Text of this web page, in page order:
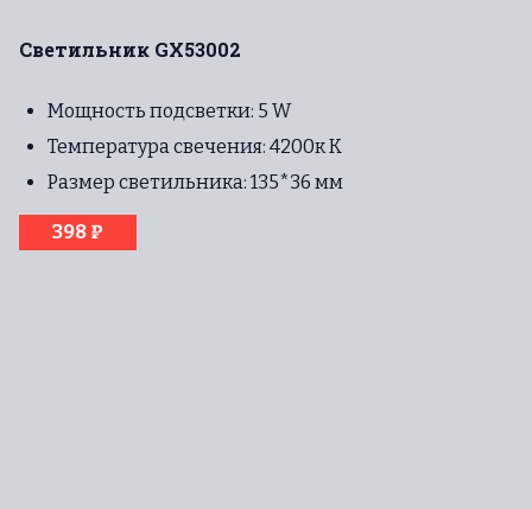
Светильник GX53002
Мощность подсветки: 5 W
Температура свечения: 4200к К
Размер светильника: 135*36 мм
398 ₽